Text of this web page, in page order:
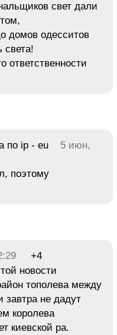
свет дали
домов одесситов
света!
ответственности
5 июн,
поэтому
+4
новости
тополева между
завтра не дадут
королева
киевской ра.